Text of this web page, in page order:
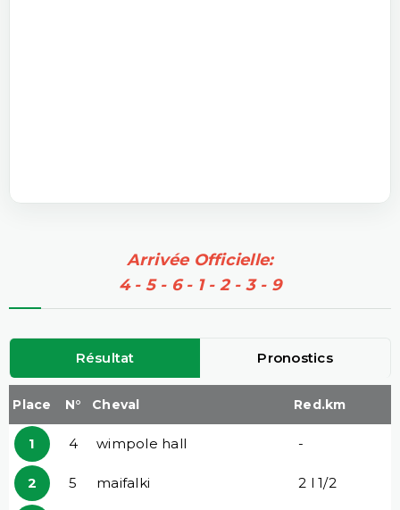
Arrivée Officielle:
4 - 5 - 6 - 1 - 2 - 3 - 9
Résultat Pronostics
Place N° Cheval Red.km
1 4 wimpole hall -
2 5 maifalki 2 l 1/2